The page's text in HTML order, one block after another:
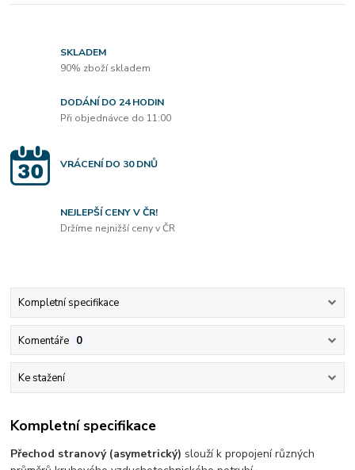
SKLADEM
90% zboží skladem
DODÁNÍ DO 24 HODIN
Při objednávce do 11:00
VRÁCENÍ DO 30 DNŮ
NEJLEPŠÍ CENY V ČR!
Držíme nejnižší ceny v ČR
Kompletní specifikace
Komentáře 0
Ke stažení
Kompletní specifikace
Přechod stranový (asymetrický) slouží k propojení různých